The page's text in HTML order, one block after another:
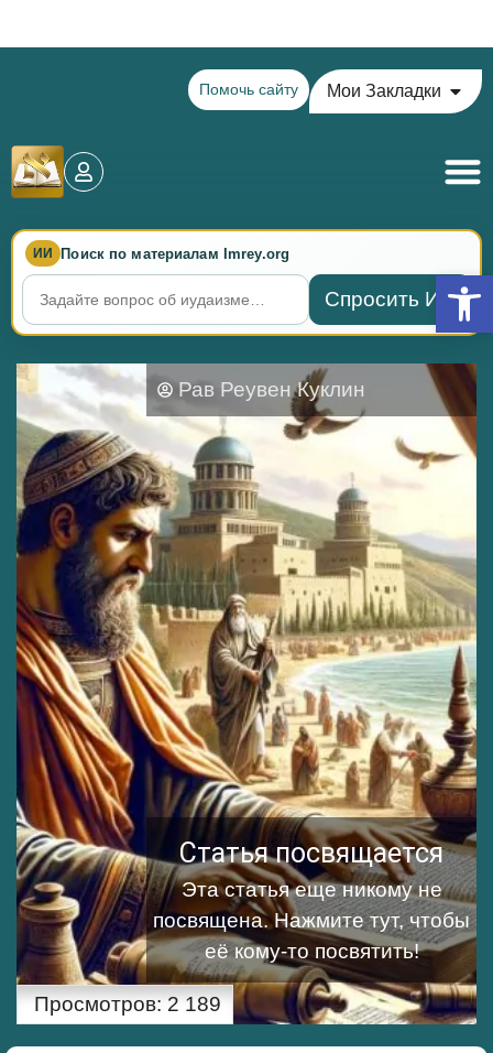
Помочь сайту Мои Закладки
ИИ Поиск по материалам Imrey.org
Спросить ИИ
Рав Реувен Куклин
Статья посвящается
Эта статья еще никому не
посвящена.Нажмите тут, чтобы
её кому-то посвятить!
Просмотров: 2 189